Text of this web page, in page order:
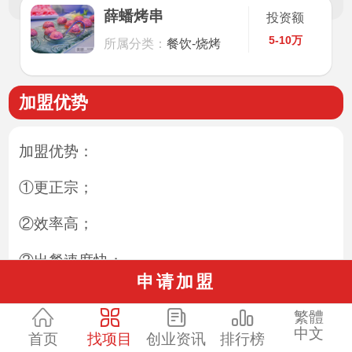
薛蟠烤串
所属分类： 餐饮-烧烤
投资额
5-10万
加盟优势
加盟优势：
①更正宗；
②效率高；
③出餐速度快；
⑤种类多样；
申请加盟
首页 找项目 创业资讯 排行榜
繁體
中文